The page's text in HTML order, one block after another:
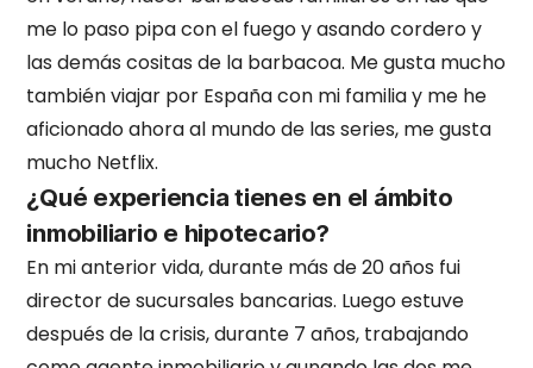
me lo paso pipa con el fuego y asando cordero y
las demás cositas de la barbacoa. Me gusta mucho
también viajar por España con mi familia y me he
aficionado ahora al mundo de las series, me gusta
mucho Netflix.
¿Qué experiencia tienes en el ámbito
inmobiliario e hipotecario?
En mi anterior vida, durante más de 20 años fui
director de sucursales bancarias. Luego estuve
después de la crisis, durante 7 años, trabajando